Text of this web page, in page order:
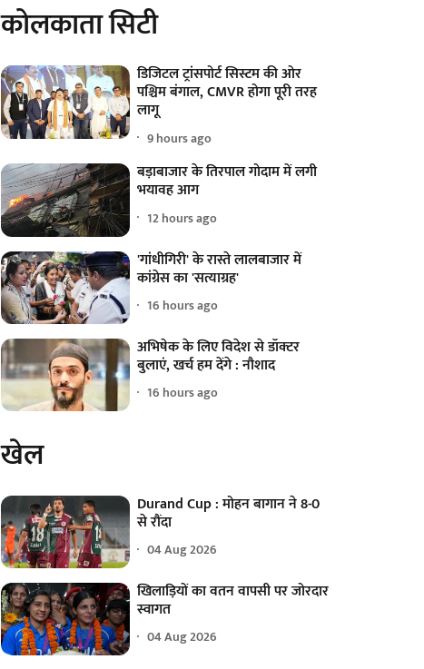
कोलकाता सिटी
डिजिटल ट्रांसपोर्ट सिस्टम की ओर
पश्चिम बंगाल, CMVR होगा पूरी तरह
लागू
9 hours ago
बड़ाबाजार के तिरपाल गोदाम में लगी
भयावह आग
12 hours ago
'गांधीगिरी' के रास्ते लालबाजार में
कांग्रेस का 'सत्याग्रह'
16 hours ago
अभिषेक के लिए विदेश से डॉक्टर
बुलाएं, खर्च हम देंगे : नौशाद
16 hours ago
खेल
Durand Cup : मोहन बागान ने 8-0
से रौंदा
04 Aug 2026
खिलाड़ियों का वतन वापसी पर जोरदार
स्वागत
04 Aug 2026